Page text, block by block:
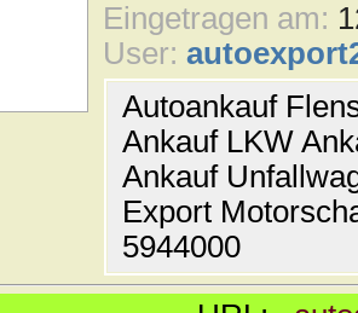
Eingetragen am:
User:
Autoankauf
Ankauf LKW
Ankauf
Export
5944000